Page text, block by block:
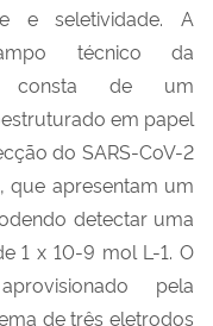
e seletividade. A
técnico da
consta de um
em papel
do SARS-CoV-2
que apresentam um
detectar uma
1 x 10-9 mol L-1. O
pela
de três eletrodos